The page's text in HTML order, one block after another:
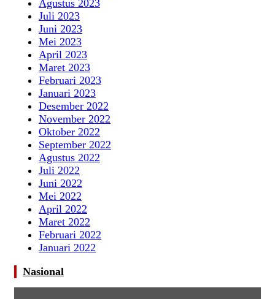
Agustus 2023
Juli 2023
Juni 2023
Mei 2023
April 2023
Maret 2023
Februari 2023
Januari 2023
Desember 2022
November 2022
Oktober 2022
September 2022
Agustus 2022
Juli 2022
Juni 2022
Mei 2022
April 2022
Maret 2022
Februari 2022
Januari 2022
Nasional